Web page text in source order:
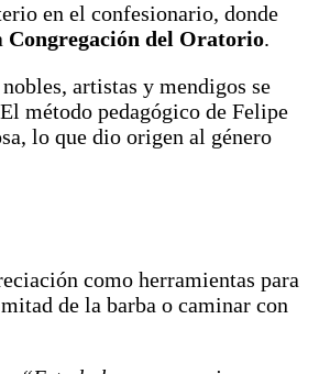
en el confesionario, donde
Congregación del Oratorio.
artistas y mendigos se
método pedagógico de Felipe
lo que dio origen al género
como herramientas para
de la barba o caminar con